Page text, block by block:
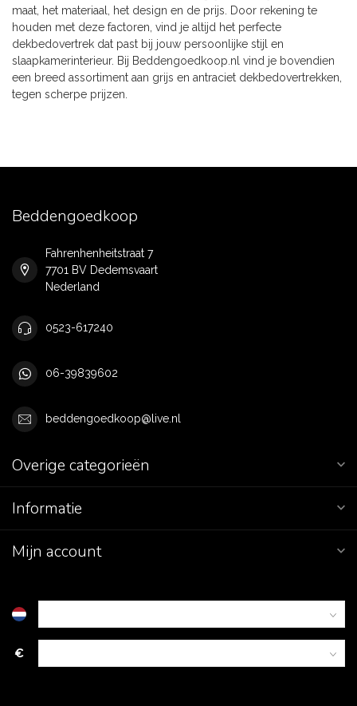
maat, het materiaal, het design en de prijs. Door rekening te
houden met deze factoren, vind je altijd het perfecte
dekbedovertrek dat past bij jouw persoonlijke stijl en
slaapkamerinterieur. Bij Beddengoedkoop.nl vind je bovendien
een breed assortiment aan grijs en antraciet dekbedovertrekken,
tegen scherpe prijzen.
Beddengoedkoop
Fahrenhenheitstraat 7
7701 BV Dedemsvaart
Nederland
0523-617240
06-39839602
beddengoedkoop@live.nl
Overige categorieën
Informatie
Mijn account
€